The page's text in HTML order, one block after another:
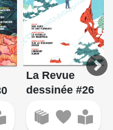
La Revue
dessinée #26